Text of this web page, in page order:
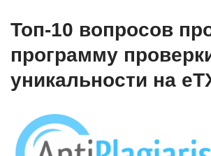
Топ-10 вопросов
программу
уникальности на